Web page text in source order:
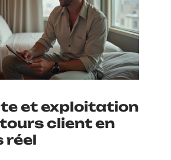
et exploitation
client en
réel